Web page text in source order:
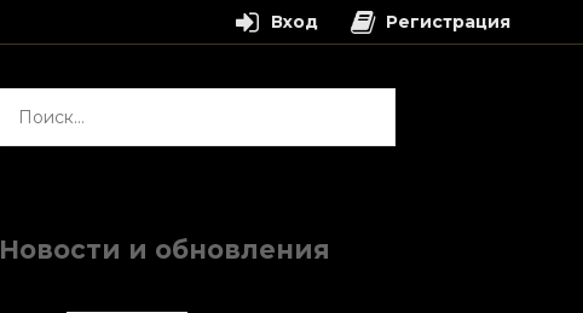
Новости и обновления
Вход Регистрация